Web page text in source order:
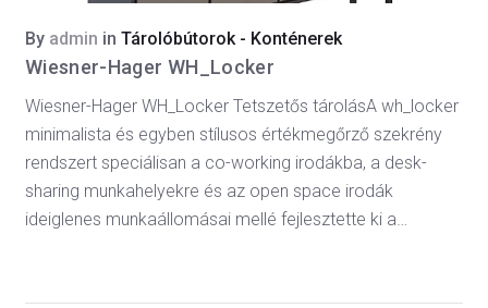
By admin in Tárolóbútorok - Konténerek
Wiesner-Hager WH_Locker
Wiesner-Hager WH_Locker Tetszetős tárolásA wh_locker
minimalista és egyben stílusos értékmegőrző szekrény
rendszert speciálisan a co-working irodákba, a desk-
sharing munkahelyekre és az open space irodák
ideiglenes munkaállomásai mellé fejlesztette ki a…